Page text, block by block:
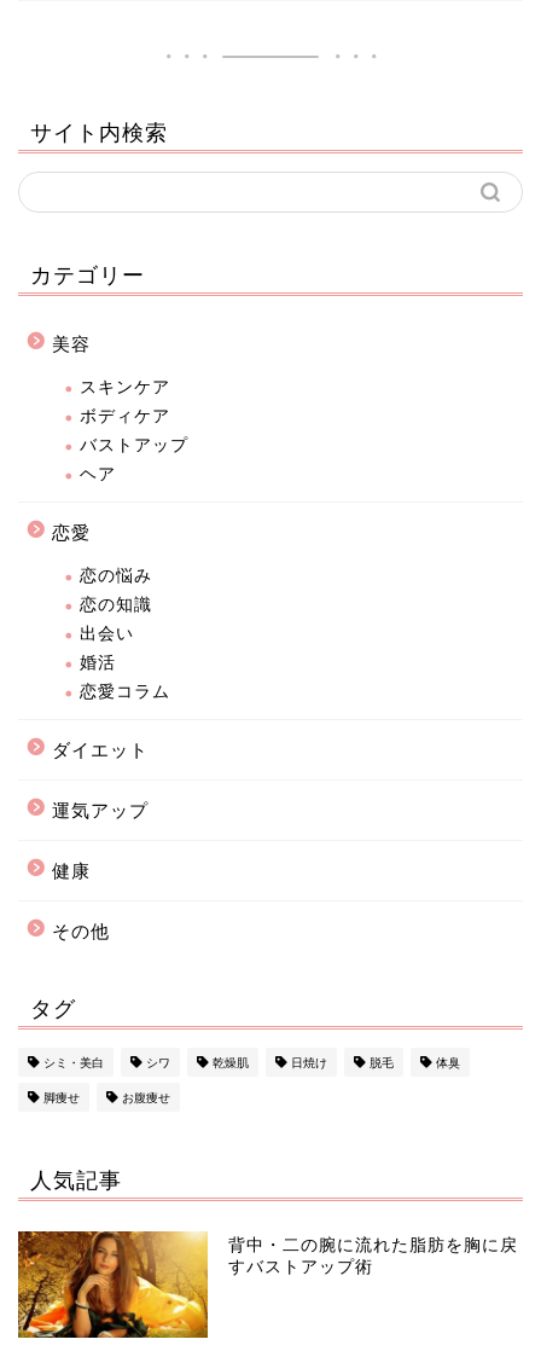
サイト内検索
カテゴリー
美容
スキンケア
ボディケア
バストアップ
ヘア
恋愛
恋の悩み
恋の知識
出会い
婚活
恋愛コラム
ダイエット
運気アップ
健康
その他
タグ
シミ・美白 シワ 乾燥肌 日焼け 脱毛 体臭
脚痩せ お腹痩せ
人気記事
背中・二の腕に流れた脂肪を胸に戻
すバストアップ術